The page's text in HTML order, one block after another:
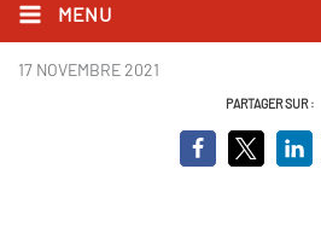
MENU
Olivier Dussopt -
17 NOVEMBRE 2021
PARTAGER SUR :